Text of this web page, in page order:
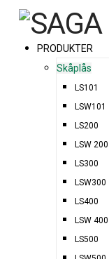
PRODUKTER
Skåplås
LS101
LSW101
LS200
LSW 200
LS300
LSW300
LS400
LSW 400
LS500